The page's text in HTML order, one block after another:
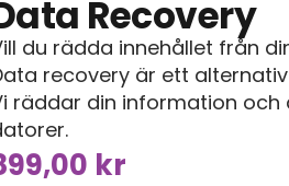
Recovery
du rädda innehållet från
recovery är ett
räddar din information
kr